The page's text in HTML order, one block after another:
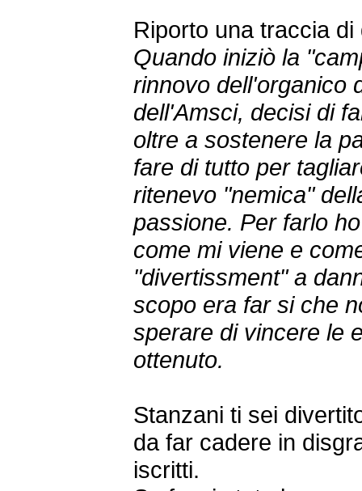
Riporto una traccia
Quando iniziò la
rinnovo dell'organico
dell'Amsci, decisi di
oltre a sostenere la
fare di tutto per
ritenevo "nemica"
passione. Per farlo
come mi viene e
"divertissment" a
scopo era far si che
sperare di vincere le
ottenuto.
Stanzani ti sei
da far cadere in
iscritti.